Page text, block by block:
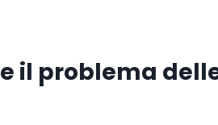
il problema